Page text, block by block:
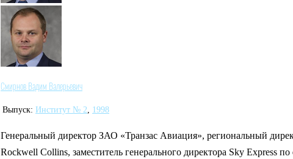
Смирнов Вадим Валерьевич
Выпуск: Институт № 2, 1998
Генеральный директор ЗАО «Транзас Авиация», региональный
Rockwell Collins, заместитель генерального директора Sky Express